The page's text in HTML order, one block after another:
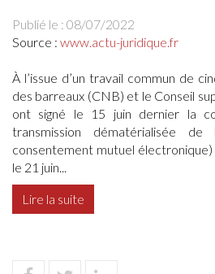
Publié le : 08/07/2022
Source : www.actu-juridique.fr
À l’issue d’un travail commun de
des barreaux (CNB) et le Conseil
ont signé le 15 juin dernier la
transmission dématérialisée
consentement mutuel électronique)
le 21 juin...
Lire la suite